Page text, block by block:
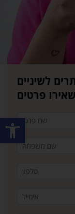
פתח
לשיניים
פרטים